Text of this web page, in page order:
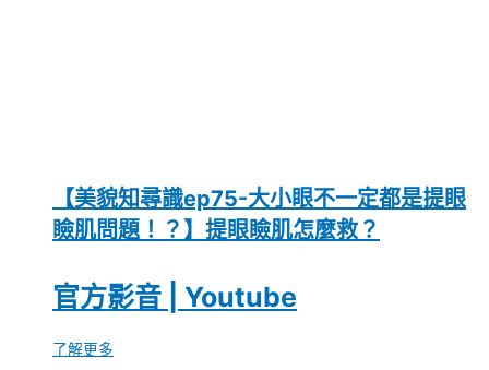
【美貌知尋識ep75-大小眼不一定都是提眼
瞼肌問題！？】提眼瞼肌怎麼救？
官方影音 | Youtube
了解更多